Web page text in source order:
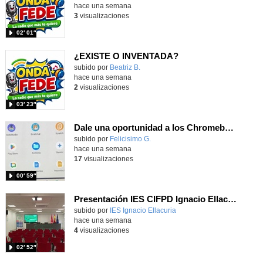
02′ 01″
hace una semana
3visualizaciones
¿EXISTE O INVENTADA?
Contenido educativo.
subido por Beatriz B.
03′ 23″
hace una semana
2 visualizaciones
Dale una oportunidad a los Chromebooks y utiliza un proyector para realizar talleres si no tienes pantallas táctiles
Contenido educativo.
subido por Felicisimo G.
00′ 59″
hace una semana
17visualizaciones
Presentación IES CIFPD Ignacio Ellacuría
Contenido educativo.
subido por IES Ignacio Ellacuria
02′ 52″
hace una semana
4visualizaciones